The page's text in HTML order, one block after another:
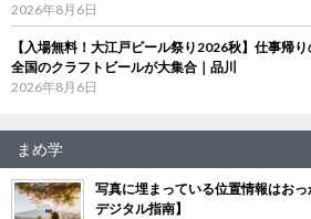
2026年8月6日
【入場無料！大江戸ビール祭り2026秋】仕事帰
全国のクラフトビールが大集合｜品川
2026年8月6日
まめ学
写真に埋まっている位置情報はお
デジタル指南】